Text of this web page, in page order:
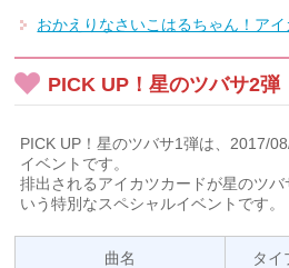
おかえりなさいこはるちゃん！ア
PICK UP！星のツバサ2弾
PICK UP！星のツバサ1弾は、2017/
イベントです。
排出されるアイカツカードが星のツ
いう特別なスペシャルイベントです。
曲名 タイ